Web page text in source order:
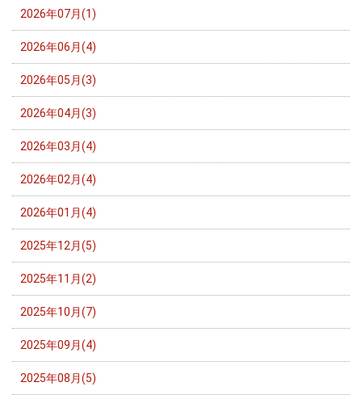
2026年07月(1)
2026年06月(4)
2026年05月(3)
2026年04月(3)
2026年03月(4)
2026年02月(4)
2026年01月(4)
2025年12月(5)
2025年11月(2)
2025年10月(7)
2025年09月(4)
2025年08月(5)